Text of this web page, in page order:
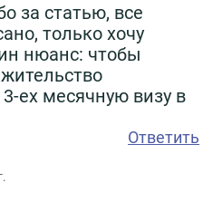
за статью, все
только хочу
нюанс: чтобы
ех месячную визу в
Ответить